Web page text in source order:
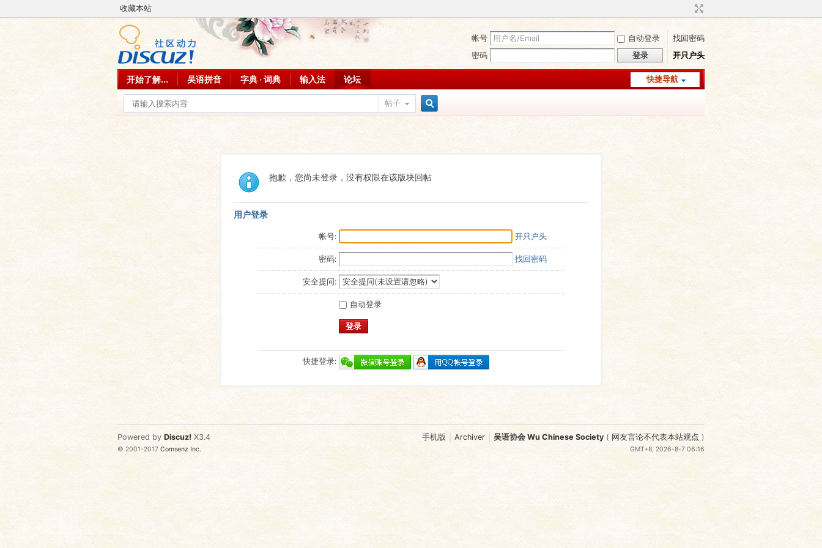
收藏本站
帐号 自动登录
找回密码
密码
登录 开只户头
快捷导航
开始了解... 吴语拼音 字典 · 词典 输入法 论坛
帖子
索
抱歉，您尚未登录，没有权限在该版块回帖
用户登录
帐号: 开只户头
密码: 找回密码
安全提问:
自动登录
登录
快捷登录:
手机版 Archiver 吴语协会 Wu Chinese Society ( 网友言论不代表本站观点 )
GMT+8, 2026-8-7 06:16
Powered by Discuz! X3.4
© 2001-2017Comsenz Inc.